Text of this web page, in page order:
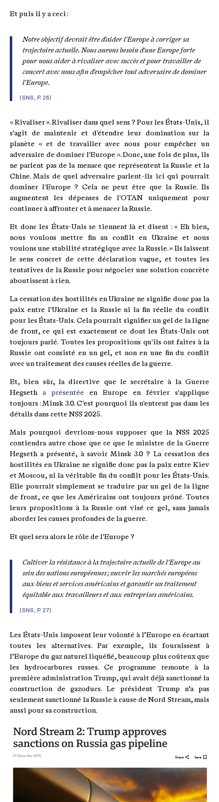
Et puis il y a ceci :
Notre objectif devrait être d'aider l'Europe à corriger sa
trajectoire actuelle. Nous aurons besoin d'une Europe forte
pour nous aider à rivaliser avec succès et pour travailler de
concert avec nous afin d'empêcher tout adversaire de dominer
l'Europe.
(SNS, P. 26)
« Rivaliser ». Rivaliser dans quel sens ? Pour les États-Unis, il
s'agit de maintenir et d'étendre leur domination sur la
planète « et de travailler avec nous pour empêcher un
adversaire de dominer l'Europe ». Donc, une fois de plus, ils
ne parlent pas de la menace que représentent la Russie et la
Chine. Mais de quel adversaire parlent-ils ici qui pourrait
dominer l'Europe ? Cela ne peut être que la Russie. Ils
augmentent les dépenses de l'OTAN uniquement pour
continuer à affronter et à menacer la Russie.
Et donc les États-Unis se tiennent là et disent : « Eh bien,
nous voulons mettre fin au conflit en Ukraine et nous
voulons une stabilité stratégique avec la Russie. » Ils laissent
le sens concret de cette déclaration vague, et toutes les
tentatives de la Russie pour négocier une solution concrète
aboutissent à rien.
La cessation des hostilités en Ukraine ne signifie donc pas la
paix entre l'Ukraine et la Russie ni la fin réelle du conflit
pour les États-Unis. Cela pourrait signifier un gel de la ligne
de front, ce qui est exactement ce dont les États-Unis ont
toujours parlé. Toutes les propositions qu'ils ont faites à la
Russie ont consisté en un gel, et non en une fin du conflit
avec un traitement des causes réelles de la guerre.
Et, bien sûr, la directive que le secrétaire à la Guerre
Hegseth a présentée en Europe en février s'applique
toujours : Minsk 3.0. C'est pourquoi ils n'entrent pas dans les
détails dans cette NSS 2025.
Mais pourquoi devrions-nous supposer que la NSS 2025
contiendra autre chose que ce que le ministre de la Guerre
Hegseth a présenté, à savoir Minsk 3.0 ? La cessation des
hostilités en Ukraine ne signifie donc pas la paix entre Kiev
et Moscou, ni la véritable fin du conflit pour les États-Unis.
Elle pourrait simplement se traduire par un gel de la ligne
de front, ce que les Américains ont toujours prôné. Toutes
leurs propositions à la Russie ont visé ce gel, sans jamais
aborder les causes profondes de la guerre.
Et quel sera alors le rôle de l'Europe ?
Cultiver la résistance à la trajectoire actuelle de l'Europe au
sein des nations européennes ; ouvrir les marchés européens
aux biens et services américains et garantir un traitement
équitable aux travailleurs et aux entreprises américains.
(SNS, P. 27)
Les États-Unis imposent leur volonté à l’Europe en écartant
toutes les alternatives. Par exemple, ils fournissent à
l’Europe du gaz naturel liquéfié, beaucoup plus coûteux que
les hydrocarbures russes. Ce programme remonte à la
première administration Trump, qui avait déjà sanctionné la
construction de gazoducs. Le président Trump n’a pas
seulement sanctionné la Russie à cause de Nord Stream, mais
aussi pour sa construction.